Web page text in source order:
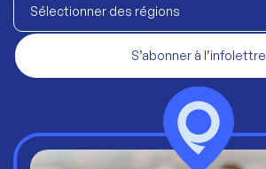
Sélectionner des régions
S’abonner à l’infolettre